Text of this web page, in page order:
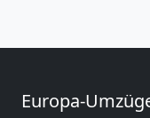
Europa-